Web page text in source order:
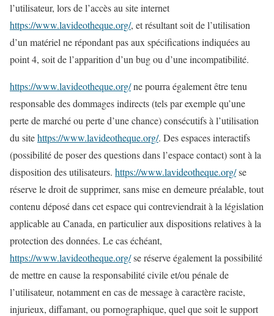
l’utilisateur, lors de l’accès au site internet
https://www.lavideotheque.org/, et résultant soit de l’utilisation
d’un matériel ne répondant pas aux spécifications indiquées au
point 4, soit de l’apparition d’un bug ou d’une incompatibilité.
https://www.lavideotheque.org/ne pourra également être tenu
responsable des dommages indirects (tels par exemple qu’une
perte de marché ou perte d’une chance) consécutifs à l’utilisation
du sitehttps://www.lavideotheque.org/. Des espaces interactifs
(possibilité de poser des questions dans l’espace contact) sont à la
disposition des utilisateurs. https://www.lavideotheque.org/se
réserve le droit de supprimer, sans mise en demeure préalable, tout
contenu déposé dans cet espace qui contreviendrait à la législation
applicable au Canada, en particulier aux dispositions relatives à la
protection des données. Le cas échéant,
https://www.lavideotheque.org/se réserve également la possibilité
de mettre en cause la responsabilité civile et/ou pénale de
l’utilisateur, notamment en cas de message à caractère raciste,
injurieux, diffamant, ou pornographique, quel que soit le support